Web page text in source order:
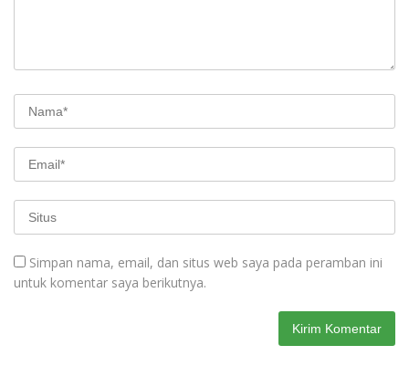
Simpan nama, email, dan situs web saya pada peramban ini
untuk komentar saya berikutnya.